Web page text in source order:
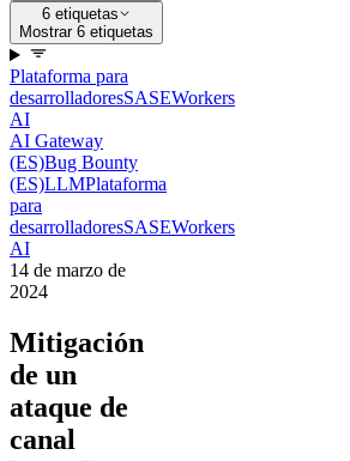
6 etiquetas
Mostrar 6 etiquetas
Plataforma para
desarrolladoresSASEWorkers
AI
AI Gateway
(ES)Bug Bounty
(ES)LLMPlataforma
para
desarrolladoresSASEWorkers
AI
14 de marzo de
2024
Mitigación
de un
ataque de
canal